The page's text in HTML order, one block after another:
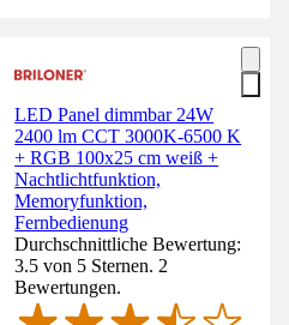
LED Panel dimmbar 24W
2400 lm CCT 3000K-6500 K
+ RGB 100x25 cm weiß +
Nachtlichtfunktion,
Memoryfunktion,
Fernbedienung
Durchschnittliche Bewertung:
3.5 von 5 Sternen. 2
Bewertungen.